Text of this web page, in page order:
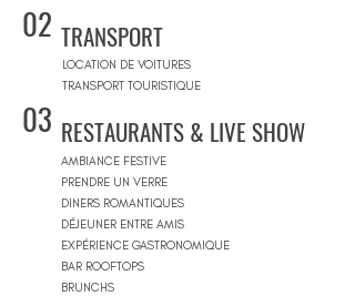
02 TRANSPORT
LOCATION DE VOITURES
TRANSPORT TOURISTIQUE
03 RESTAURANTS & LIVE SHOW
AMBIANCE FESTIVE
PRENDRE UN VERRE
DINERS ROMANTIQUES
DÉJEUNER ENTRE AMIS
EXPÉRIENCE GASTRONOMIQUE
BAR ROOFTOPS
BRUNCHS